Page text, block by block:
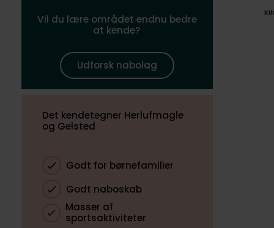
Vil du lære området endnu bedre
at kende?
Udforsk nabolag
Det kendetegner Herlufmagle
og Gelsted
Godt for børnefamilier
Godt naboskab
Masser af
sportsaktiviteter